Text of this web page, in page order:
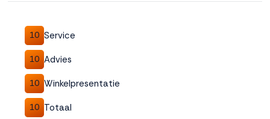
10 Service
10 Advies
10 Winkelpresentatie
10 Totaal